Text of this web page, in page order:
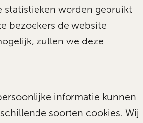
statistieken worden gebruikt
bezoekers de website
zullen we deze
informatie kunnen
soorten cookies. Wij